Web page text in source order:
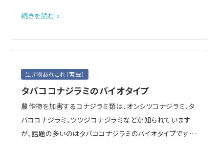
リブ諸島に次々と侵入し、2000年代には原産地から遠く離
されるよ..
続きを読む »
生き物あれこれ（害虫）
タバココナジラミのバイオタイプ
農作物を加害するコナジラミ類は、オンシツコナジラミ、タ
バココナジラミ、ツツジコナジラミなどが知られています
が、話題の多いのはタバココナジラミのバイオタイプです。